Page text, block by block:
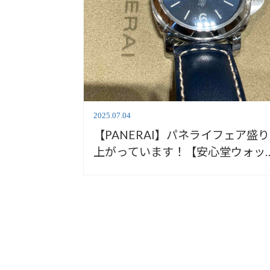
2025.07.04
【PANERAI】パネライフェア盛り
上がっています！【安心堂ウォッ